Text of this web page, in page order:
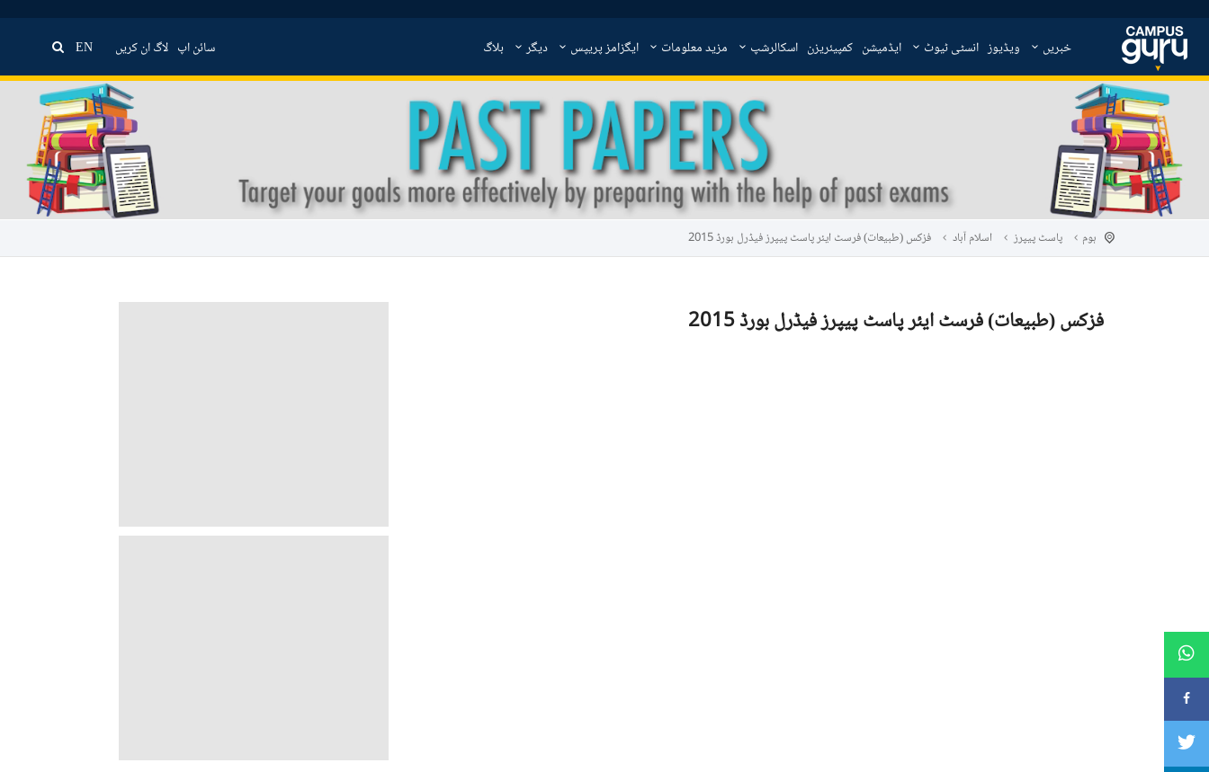
خبریں ویڈیوز انسٹی ٹیوٹ ایڈمیشن کمپیئریزن اسکالرشپ مزید معلومات ایگزامز پریپس دیگر بلاگ سائن اپ لاگ ان کریں EN
ہوم پاسٹ پیپرز اسلام آباد فزکس (طبیعات) فرسٹ ایئر پاسٹ پیپرز فیڈرل بورڈ 2015
فزکس (طبیعات) فرسٹ ایئر پاسٹ پیپرز فیڈرل بورڈ 2015